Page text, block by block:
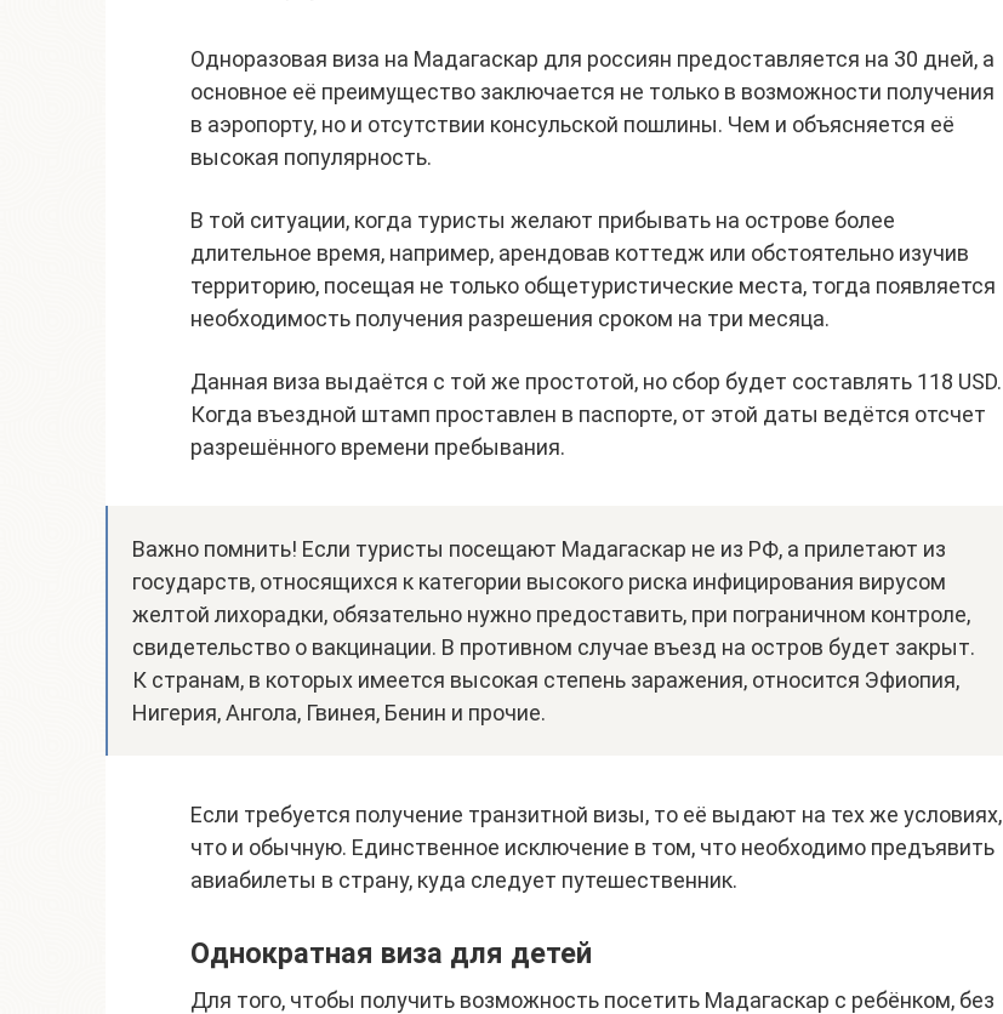
Одноразовая виза на Мадагаскар для россиян предоставляется на 30 дней, а
основное её преимущество заключается не только в возможности получения
в аэропорту, но и отсутствии консульской пошлины. Чем и объясняется её
высокая популярность.
В той ситуации, когда туристы желают прибывать на острове более
длительное время, например, арендовав коттедж или обстоятельно изучив
территорию, посещая не только общетуристические места, тогда появляется
необходимость получения разрешения сроком на три месяца.
Данная виза выдаётся с той же простотой, но сбор будет составлять 118 USD.
Когда въездной штамп проставлен в паспорте, от этой даты ведётся отсчет
разрешённого времени пребывания.
Важно помнить! Если туристы посещают Мадагаскар не из РФ, а прилетают из
государств, относящихся к категории высокого риска инфицирования вирусом
желтой лихорадки, обязательно нужно предоставить, при пограничном контроле,
свидетельство о вакцинации. В противном случае въезд на остров будет закрыт.
К странам, в которых имеется высокая степень заражения, относится Эфиопия,
Нигерия, Ангола, Гвинея, Бенин и прочие.
Если требуется получение транзитной визы, то её выдают на тех же условиях,
что и обычную. Единственное исключение в том, что необходимо предъявить
авиабилеты в страну, куда следует путешественник.
Однократная виза для детей
Для того, чтобы получить возможность посетить Мадагаскар с ребёнком, без